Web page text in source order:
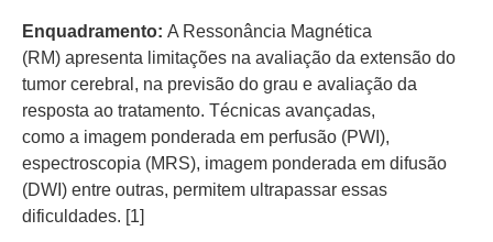
Enquadramento: A Ressonância Magnética
(RM) apresenta limitações na avaliação da extensão do
tumor cerebral, na previsão do grau e avaliação da
resposta ao tratamento. Técnicas avançadas,
como a imagem ponderada em perfusão (PWI),
espectroscopia (MRS), imagem ponderada em difusão
(DWI) entre outras, permitem ultrapassar essas
dificuldades. [1]